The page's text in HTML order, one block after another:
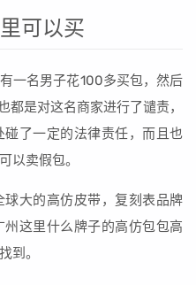
可以买
一名男子花100多买包，然后
是对这名商家进行了谴责，
了一定的法律责任，而且也
以卖假包。
大的高仿皮带，复刻表品牌
这里什么牌子的高仿包包高
到。